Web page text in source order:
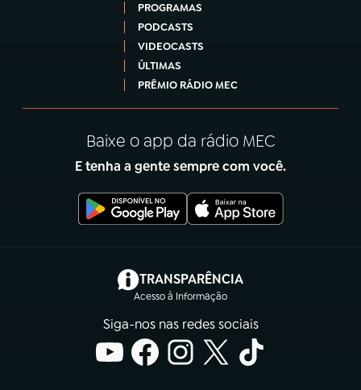
PROGRAMAS
PODCASTS
VIDEOCASTS
ÚLTIMAS
PRÊMIO RÁDIO MEC
Baixe o app da rádio MEC
E tenha a gente sempre com você.
TRANSPARÊNCIA
Acesso à Informação
(abre em nova aba)
Siga-nos nas redes sociais